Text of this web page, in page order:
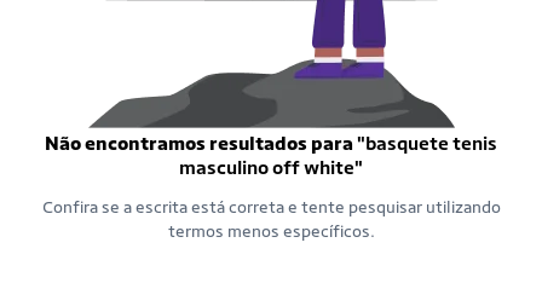
Não encontramos resultados para"basquete tenis
masculino off white"
Confira se a escrita está correta e tente pesquisar utilizando
termos menos específicos.